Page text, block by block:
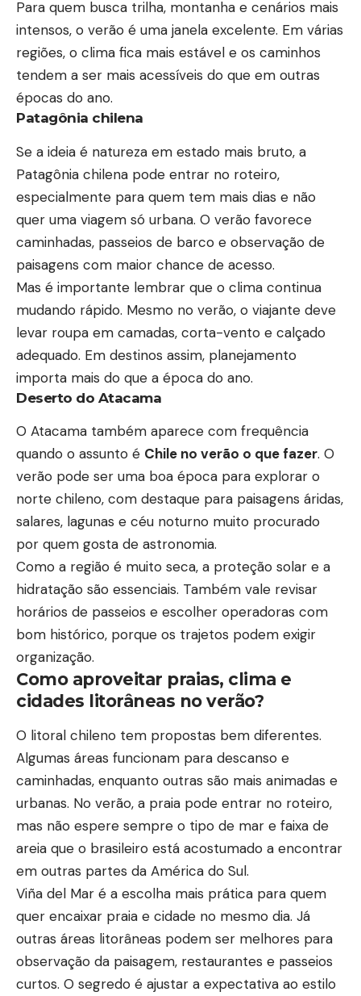
Para quem busca trilha, montanha e cenários mais
intensos, o verão é uma janela excelente. Em várias
regiões, o clima fica mais estável e os caminhos
tendem a ser mais acessíveis do que em outras
épocas do ano.
Patagônia chilena
Se a ideia é natureza em estado mais bruto, a
Patagônia chilena pode entrar no roteiro,
especialmente para quem tem mais dias e não
quer uma viagem só urbana. O verão favorece
caminhadas, passeios de barco e observação de
paisagens com maior chance de acesso.
Mas é importante lembrar que o clima continua
mudando rápido. Mesmo no verão, o viajante deve
levar roupa em camadas, corta-vento e calçado
adequado. Em destinos assim, planejamento
importa mais do que a época do ano.
Deserto do Atacama
O Atacama também aparece com frequência
quando o assunto é Chile no verão o que fazer. O
verão pode ser uma boa época para explorar o
norte chileno, com destaque para paisagens áridas,
salares, lagunas e céu noturno muito procurado
por quem gosta de astronomia.
Como a região é muito seca, a proteção solar e a
hidratação são essenciais. Também vale revisar
horários de passeios e escolher operadoras com
bom histórico, porque os trajetos podem exigir
organização.
Como aproveitar praias, clima e
cidades litorâneas no verão?
O litoral chileno tem propostas bem diferentes.
Algumas áreas funcionam para descanso e
caminhadas, enquanto outras são mais animadas e
urbanas. No verão, a praia pode entrar no roteiro,
mas não espere sempre o tipo de mar e faixa de
areia que o brasileiro está acostumado a encontrar
em outras partes da América do Sul.
Viña del Mar é a escolha mais prática para quem
quer encaixar praia e cidade no mesmo dia. Já
outras áreas litorâneas podem ser melhores para
observação da paisagem, restaurantes e passeios
curtos. O segredo é ajustar a expectativa ao estilo